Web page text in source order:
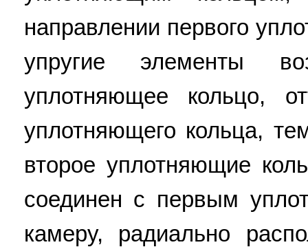
направлении первого
упругие элементы
уплотняющее кольцо,
уплотняющего кольца,
второе уплотняющие
соединен с первым
камеру, радиально